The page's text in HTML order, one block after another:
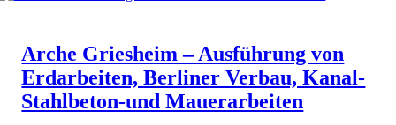
Arche Griesheim – Ausführung von
Erdarbeiten, Berliner Verbau, Kanal-
Stahlbeton-und Mauerarbeiten